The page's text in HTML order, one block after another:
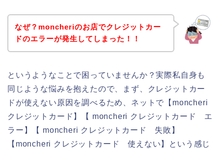
なぜ？moncheriのお店でクレジットカー
ドのエラーが発生してしまった！！
というようなことで困っていませんか？実際私自身も
同じような悩みを抱えたので、まず、クレジットカー
ドが使えない原因を調べるため、ネットで【moncheri
クレジットカード】【 moncheri クレジットカード エ
ラー】【 moncheri クレジットカード 失敗】
【moncheri クレジットカード 使えない】という感じ